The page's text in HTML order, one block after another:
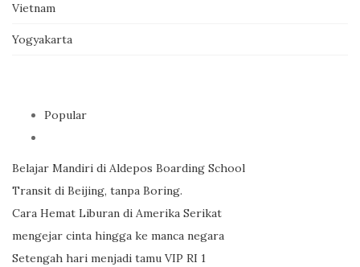
Vietnam
Yogyakarta
Popular
Belajar Mandiri di Aldepos Boarding School
Transit di Beijing, tanpa Boring.
Cara Hemat Liburan di Amerika Serikat
mengejar cinta hingga ke manca negara
Setengah hari menjadi tamu VIP RI 1